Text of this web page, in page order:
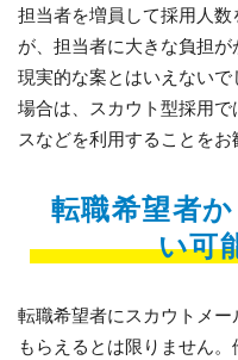
担当者を増員して採用人
が、担当者に大きな負担が
現実的な案とはいえない
場合は、スカウト型採用
スなどを利用することをお
転職希望者
い可
転職希望者にスカウトメ
もらえるとは限りません